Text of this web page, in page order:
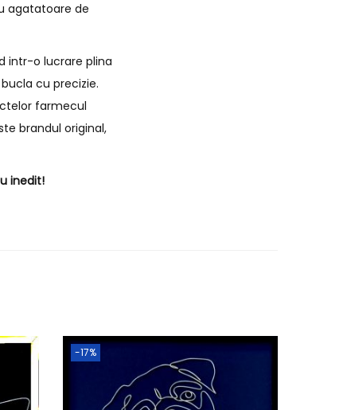
agatatoare de
intr-o lucrare plina
cu precizie.
farmecul
brandul original,
inedit!
-17%